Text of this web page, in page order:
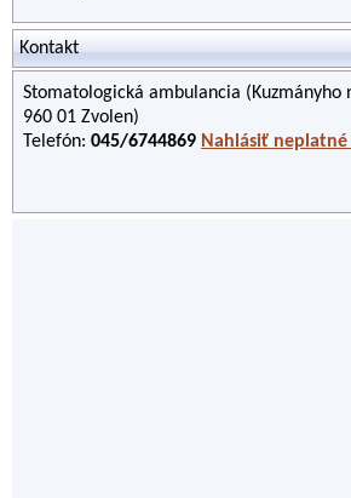
Kontakt
Stomatologická ambulancia (Kuzmányho
960 01 Zvolen)
Telefón: 045/6744869 Nahlásiť neplatné